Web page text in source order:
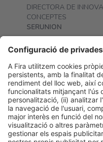
DIRECTORA DE
CONCEPTES
SERUNION
Miguel Bonet
Co-founder & CEO
Anson & Bonet